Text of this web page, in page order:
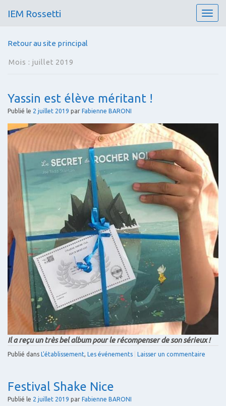
T
o
o
n
IEM Rossetti
Retour au site principal
Mois : juillet 2019
Yassin est élève méritant !
Publié le 2 juillet 2019 par Fabienne BARONI
Il a reçu un très bel album pour le récompenser de son sérieux !
Publié dans L'établissement Les événements Laisser un commentaire
Festival Shake Nice
Publié le 2 juillet 2019 par Fabienne BARONI